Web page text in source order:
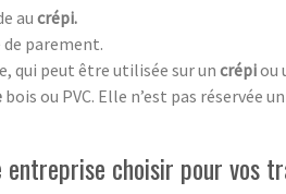
au crépi.
parement.
qui peut être utilisée sur un crépiou
bois ou PVC. Elle n’est pas réservée
entreprise choisir pour vos